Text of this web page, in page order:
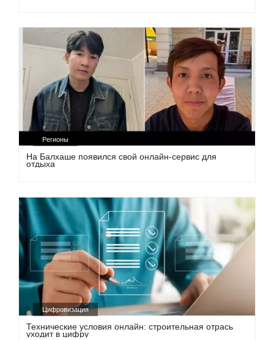
Регионы
На Балхаше появился свой онлайн-сервис для
отдыха
Цифровизация
Технические условия онлайн: строительная отрась
уходит в цифру